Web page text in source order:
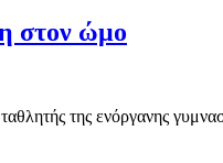
στον ώμο
της ενόργανης